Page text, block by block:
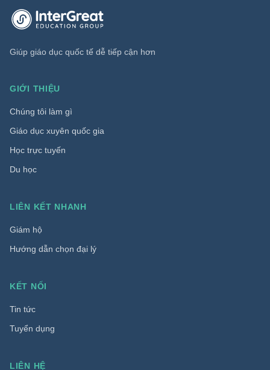
Trang chủ InterGreat Education Group
Giúp giáo dục quốc tế dễ tiếp cận hơn
GIỚI THIỆU
Chúng tôi làm gì
Giáo dục xuyên quốc gia
Học trực tuyến
Du học
LIÊN KẾT NHANH
Giám hộ
Hướng dẫn chọn đại lý
KẾT NỐI
Tin tức
Tuyển dụng
LIÊN HỆ